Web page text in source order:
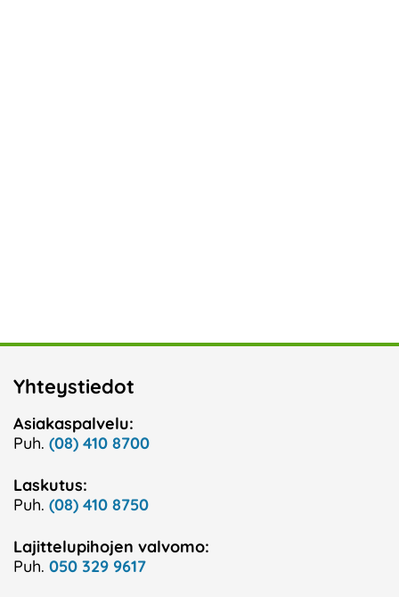
Yhteystiedot
Asiakaspalvelu:
Puh. (08) 410 8700
Laskutus:
Puh. (08) 410 8750
Lajittelupihojen valvomo:
Puh. 050 329 9617